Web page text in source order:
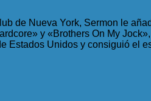
de Nueva York, Sermon le
y «Brothers On My
Estados Unidos y consiguió el